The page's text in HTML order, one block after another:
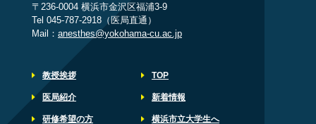
〒236-0004 横浜市金沢区福浦3-9
Tel 045-787-2918（医局直通）
Mail： anesthes@yokohama-cu.ac.jp
教授挨拶
医局紹介
研修希望の方
TOP
新着情報
横浜市立大学生へ